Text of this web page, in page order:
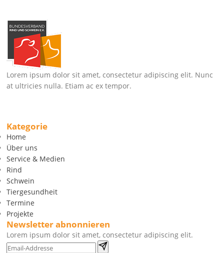
Lorem ipsum dolor sit amet, consectetur adipiscing elit. Nunc
at ultricies nulla. Etiam ac ex tempor.
Kategorie
Home
Über uns
Service & Medien
Rind
Schwein
Tiergesundheit
Termine
Projekte
Newsletter abnonnieren
Lorem ipsum dolor sit amet, consectetur adipiscing elit.